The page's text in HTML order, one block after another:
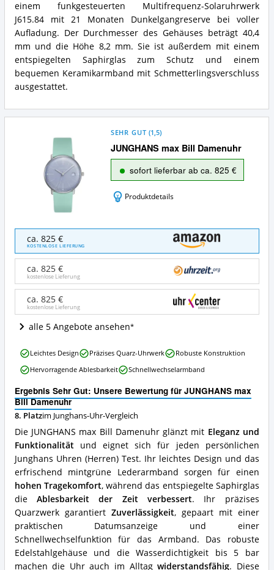
einem funkgesteuerten Multifrequenz-Solaruhrwerk
J615.84 mit 21 Monaten Dunkelgangreserve bei voller
Aufladung. Der Durchmesser des Gehäuses beträgt 40,4
mm und die Höhe 8,2 mm. Sie ist außerdem mit einem
entspiegelten Saphirglas zum Schutz und einem
bequemen Keramikarmband mit Schmetterlingsverschluss
ausgestattet.
JUNGHANS max Bill Damenuhr
SEHR GUT (1,5)
sofort lieferbar ab ca. 825 €
Produktdetails
JUNGHANS
max
Bill
Damenuhr
Angebote:
Wo
diese
Junghans-
Uhr
ca. 825 €
KOSTENLOSE LIEFERUNG
ca. 825 €
kostenlose Lieferung
ca. 825 €
kostenlose Lieferung
alle 5 Angebote ansehen
Ergebnis Sehr Gut: Unsere Bewertung für JUNGHANS max
Bill Damenuhr
8. Platzim Junghans-Uhr-Vergleich
Die JUNGHANS max Bill Damenuhr glänzt mit Eleganz und
Funktionalitätund eignet sich für jeden persönlichen
Junghans Uhren (Herren) Test. Ihr leichtes Design und das
erfrischend mintgrüne Lederarmband sorgen für einen
hohen Tragekomfort, während das entspiegelte Saphirglas
dieAblesbarkeit der Zeit verbessert. Ihr präzises
Quarzwerk garantiert Zuverlässigkeit, gepaart mit einer
praktischen Datumsanzeige und einer
Schnellwechselfunktion für das Armband. Das robuste
Edelstahlgehäuse und die Wasserdichtigkeit bis 5 bar
machen die Uhr auch im Alltagwiderstandsfähig. Diese
JUNGHANS
max
Bill
Vorteile:
Was
spricht
für
diese
Junghans-
Uhr?
Leichtes Design Präzises Quarz-Uhrwerk
Robuste Konstruktion
Hervorragende Ablesbarkeit
Schnellwechselarmband